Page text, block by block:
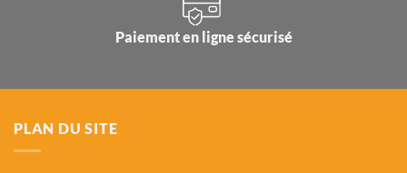
Paiement en ligne sécurisé
PLAN DU SITE